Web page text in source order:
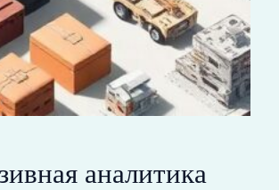
аналитика